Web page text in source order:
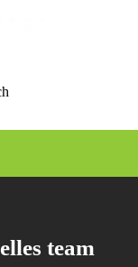
team